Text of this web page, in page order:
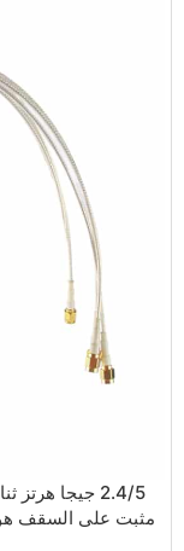
مثبت على السقف هوائي